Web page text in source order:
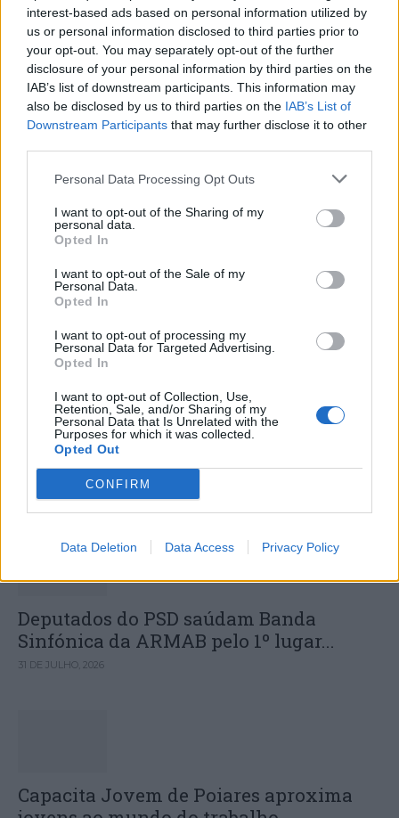
interest-based ads based on personal information utilized by
us or personal information disclosed to third parties prior to
your opt-out. You may separately opt-out of the further
disclosure of your personal information by third parties on the
IAB’s list of downstream participants. This information may
also be disclosed by us to third parties on the IAB’s List of
Downstream Participants that may further disclose it to other
Personal Data Processing Opt Outs
I want to opt-out of the Sharing of my
personal data.
Opted In
I want to opt-out of the Sale of my
Personal Data.
Opted In
I want to opt-out of processing my
Personal Data for Targeted Advertising.
Opted In
I want to opt-out of Collection, Use,
Retention, Sale, and/or Sharing of my
Personal Data that Is Unrelated with the
Purposes for which it was collected.
Opted Out
CONFIRM
Data Deletion Data Access Privacy Policy
Município de Anadia garante
manutenção dos meios de emergência
médica no concelho
regressam a Ovar com mais de 50
atividades gratuitas em agosto
DESTAQUES
Deputados do PSD saúdam Banda
Sinfónica da ARMAB pelo 1º lugar...
31 DE JULHO, 2026
Capacita Jovem de Poiares aproxima